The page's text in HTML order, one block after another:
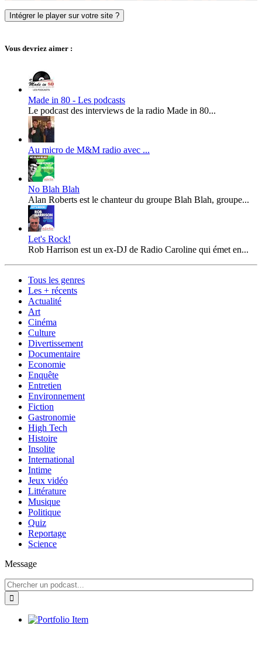
Intégrer le player sur votre site ?
Vous devriez aimer :
Made in 80 - Les podcasts
Le podcast des interviews de la radio Made in 80...
Au micro de M&M radio avec ...
No Blah Blah
Alan Roberts est le chanteur du groupe Blah Blah, groupe...
Let's Rock!
Rob Harrison est un ex-DJ de Radio Caroline qui émet en...
Tous les genres
Les + récents
Actualité
Art
Cinéma
Culture
Divertissement
Documentaire
Economie
Enquête
Entretien
Environnement
Fiction
Gastronomie
High Tech
Histoire
Insolite
International
Intime
Jeux vidéo
Littérature
Musique
Politique
Quiz
Reportage
Science
Message